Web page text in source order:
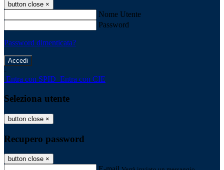
button close ×
Nome Utente
Password
Password dimenticata?
-
Entra con SPID Entra con CIE
Seleziona utente
button close ×
Recupero password
button close ×